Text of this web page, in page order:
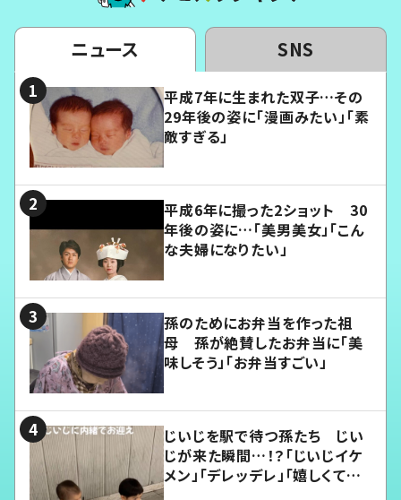
ニュース SNS
平成7年に生まれた双子…その
29年後の姿に「漫画みたい」「素
敵すぎる」
平成6年に撮った2ショット 30
年後の姿に…「美男美女」「こん
な夫婦になりたい」
孫のためにお弁当を作った祖
母 孫が絶賛したお弁当に「美
味しそう」「お弁当すごい」
じいじを駅で待つ孫たち じい
じが来た瞬間…！？「じいじイケ
メン」「デレッデレ」「嬉しくて可